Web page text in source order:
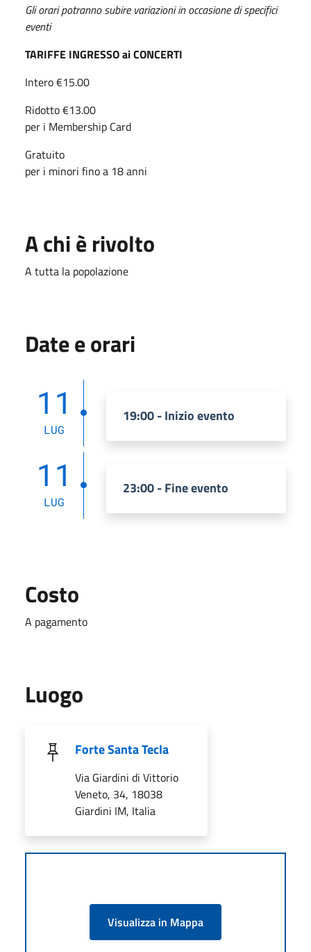
Gli orari potranno subire variazioni in occasione di specifici
eventi
TARIFFE INGRESSO ai CONCERTI
Intero €15.00
Ridotto €13.00
per i Membership Card
Gratuito
per i minori fino a 18 anni
A chi è rivolto
A tutta la popolazione
Date e orari
11
LUG
19:00 - Inizio evento
11
LUG
23:00 - Fine evento
Costo
A pagamento
Luogo
Forte Santa Tecla
Via Giardini di Vittorio
Veneto, 34, 18038
Giardini IM, Italia
Visualizza in Mappa